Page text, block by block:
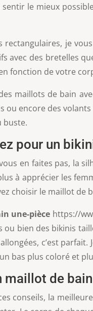
le mieux
rectangulaires, je
avec des bretelles
fonction de votre
maillots de bain
ou encore des
buste.
pour un
en faites pas, la
à apprécier les
choisir le maillot de
une-pièce https://
ou bien des bikinis
c’est
bas plus coloré et
maillot de bain
conseils, la